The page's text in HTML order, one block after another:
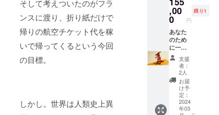
そして考えついたのがフラ
ンスに渡り、折り紙だけで
帰りの航空チケット代を稼
いで帰ってくるという今回
の目標。
しかし。世界は人類史上異
8cm x
横幅約
4cm x
厚み約
1cm（
ピアス /
イヤリ
ング金
具本体
を含
む）
年)。 サ
イズは
ちょっ
きめの
折り紙
のサイ
ズにち
なんだ
20cm x
20cm。
この中
にだい
たい収
めてく
%86%E
3%83%
A0%E8
%A6%8
1%E4%
BB%B6
-
Window
macOS
-Linux
もし対
面をご
希望の
方は、
ど、写
真と異
なる場
合があ
りま
す。 作
品はア
クリル
ケース
に入れ
た上で
サイン
入りで
お渡し
,00
0 円
残り1
あなた
のため
に一作
創りま
す。 折
り紙作
品は一
般的な
造形と
異なり
アート
支援
者：
2人
お届
け予
定：
2024
年03